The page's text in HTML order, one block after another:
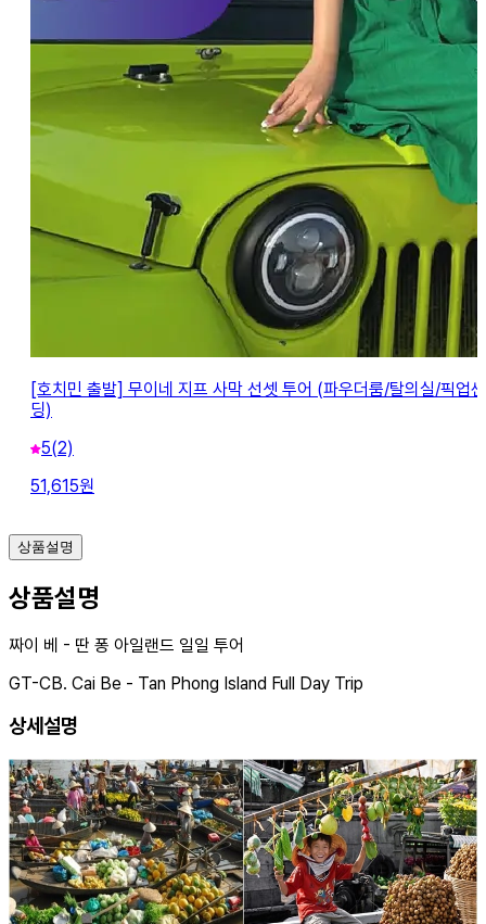
[호치민 출발] 무이네 지프 사막 선셋 투어 (파우더룸/탈의실/픽업샌
딩)
5(2)
51,615원
상품설명
상품설명
짜이 베 - 딴 퐁 아일랜드 일일 투어
GT-CB. Cai Be - Tan Phong Island Full Day Trip
상세설명